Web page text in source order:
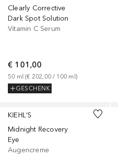
Clearly Corrective
Dark Spot Solution
Vitamin C Serum
€ 101,00
50 ml (€ 202,00 / 100 ml)
GESCHENK
KIEHL’S
Midnight Recovery
Eye
Augencreme